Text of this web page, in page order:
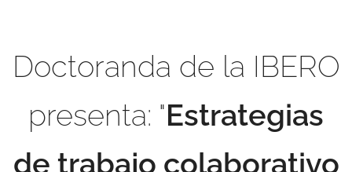
Doctoranda de la IBERO
presenta: "Estrategias
de trabajo colaborativo